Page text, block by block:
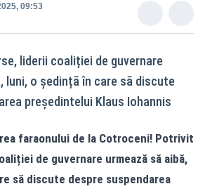
09:53
liderii coaliției de guvernare
luni, o ședință în care să discute
președintelui Klaus Iohannis
faraonului de la Cotroceni! Potrivit
de guvernare urmează să aibă,
să discute despre suspendarea